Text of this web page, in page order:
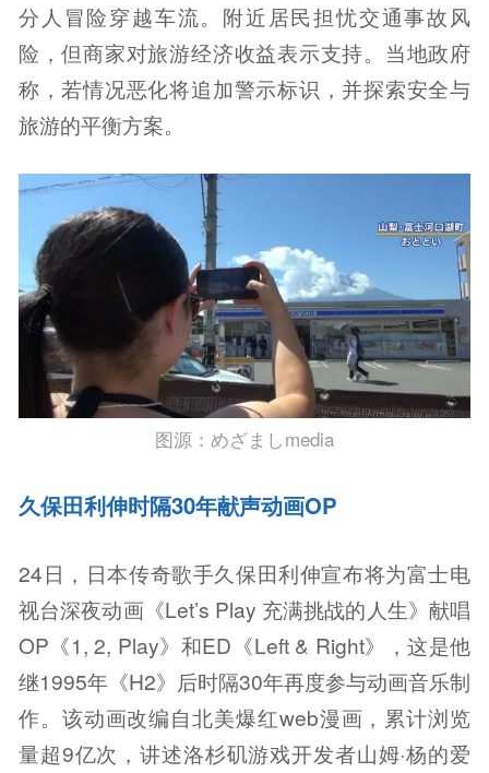
分人冒险穿越车流。附近居民担忧交通事故风
险，但商家对旅游经济收益表示支持。当地政府
称，若情况恶化将追加警示标识，并探索安全与
旅游的平衡方案。
图源：めざましmedia
久保田利伸时隔30年献声动画OP
24日，日本传奇歌手久保田利伸宣布将为富士电
视台深夜动画《Let’s Play 充满挑战的人生》献唱
OP《1, 2, Play》和ED《Left & Right》，这是他
继1995年《H2》后时隔30年再度参与动画音乐制
作。该动画改编自北美爆红web漫画，累计浏览
量超9亿次，讲述洛杉矶游戏开发者山姆·杨的爱